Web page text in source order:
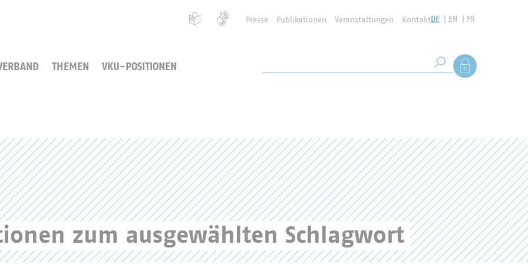
Presse Publikationen Veranstaltungen KontaktDE EN FR
THEMEN VKU-POSITIONEN Suche starten
Als Mitglied
zum ausgewählten Schlagwort